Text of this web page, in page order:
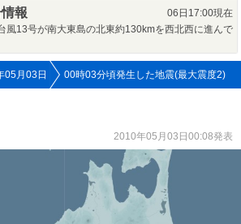
報
06日17:00現在
風13号が南大東島の北東約130kmを西北西に進んで
05月03日 00時03分頃発生した地震(最大震度2)
2010年05月03日00:08発表